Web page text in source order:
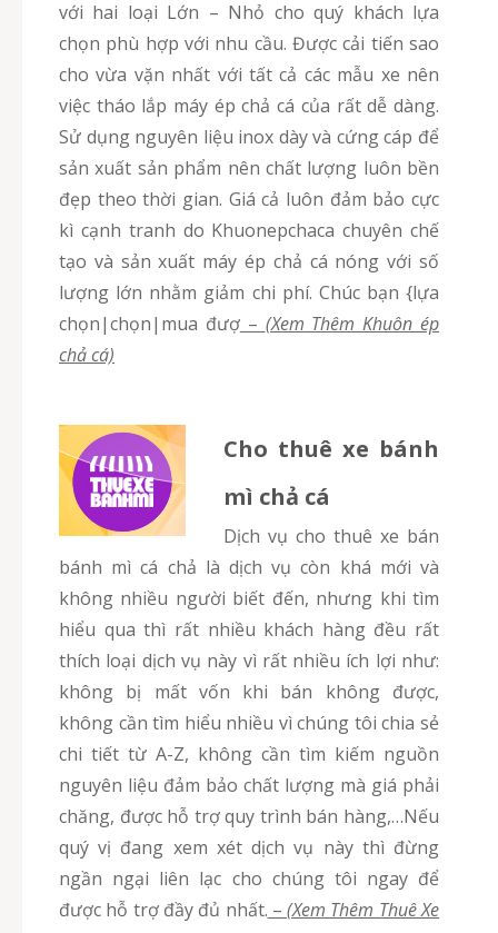
với hai loại Lớn – Nhỏ cho quý khách lựa
chọn phù hợp với nhu cầu. Được cải tiến sao
cho vừa vặn nhất với tất cả các mẫu xe nên
việc tháo lắp máy ép chả cá của rất dễ dàng.
Sử dụng nguyên liệu inox dày và cứng cáp để
sản xuất sản phẩm nên chất lượng luôn bền
đẹp theo thời gian. Giá cả luôn đảm bảo cực
kì cạnh tranh do Khuonepchaca chuyên chế
tạo và sản xuất máy ép chả cá nóng với số
lượng lớn nhằm giảm chi phí. Chúc bạn {lựa
chọn|chọn|mua đượ– (Xem Thêm Khuôn ép
chả cá)
Cho thuê xe bánh
mì chả cá
Dịch vụ cho thuê xe bán
bánh mì cá chả là dịch vụ còn khá mới và
không nhiều người biết đến, nhưng khi tìm
hiểu qua thì rất nhiều khách hàng đều rất
thích loại dịch vụ này vì rất nhiều ích lợi như:
không bị mất vốn khi bán không được,
không cần tìm hiểu nhiều vì chúng tôi chia sẻ
chi tiết từ A-Z, không cần tìm kiếm nguồn
nguyên liệu đảm bảo chất lượng mà giá phải
chăng, được hỗ trợ quy trình bán hàng,…Nếu
quý vị đang xem xét dịch vụ này thì đừng
ngần ngại liên lạc cho chúng tôi ngay để
được hỗ trợ đầy đủ nhất. –(Xem Thêm Thuê Xe